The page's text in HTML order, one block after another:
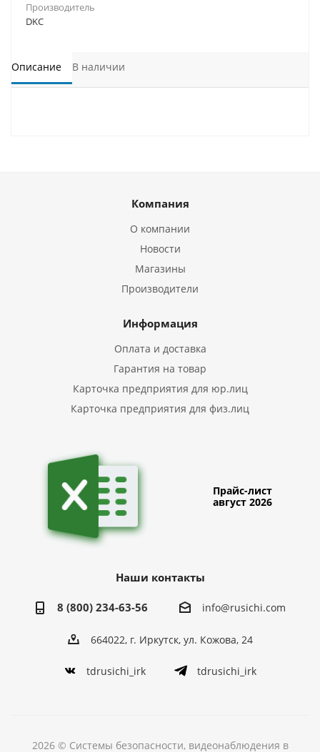
Производитель
DKC
Описание В наличии
Компания
О компании
Новости
Магазины
Производители
Информация
Оплата и доставка
Гарантия на товар
Карточка предприятия для юр.лиц
Карточка предприятия для физ.лиц
Прайс-лист
август 2026
Наши контакты
8 (800) 234-63-56 info@rusichi.com
664022, г. Иркутск, ул. Кожова, 24
tdrusichi_irk tdrusichi_irk
2026 © Системы безопасности, видеонаблюдения в